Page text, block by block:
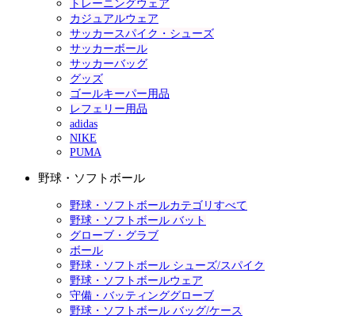
トレーニングウェア
カジュアルウェア
サッカースパイク・シューズ
サッカーボール
サッカーバッグ
グッズ
ゴールキーパー用品
レフェリー用品
adidas
NIKE
PUMA
野球・ソフトボール
野球・ソフトボールカテゴリすべて
野球・ソフトボール バット
グローブ・グラブ
ボール
野球・ソフトボール シューズ/スパイク
野球・ソフトボールウェア
守備・バッティンググローブ
野球・ソフトボール バッグ/ケース